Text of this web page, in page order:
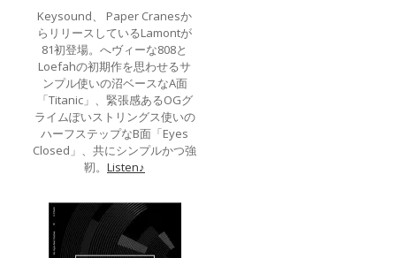
Keysound、 Paper Cranesか
らリリースしているLamontが
81初登場。へヴィーな808と
Loefahの初期作を思わせるサ
ンプル使いの沼ベースなA面
「Titanic」、緊張感あるOGグ
ライムぽいストリングス使いの
ハーフステップなB面「Eyes
Closed」、共にシンプルかつ強
靭。 Listen♪